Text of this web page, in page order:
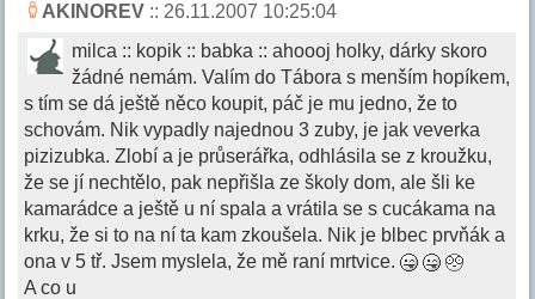
AKINOREV :: 26.11.2007 10:25:04
milca :: kopik :: babka :: ahoooj holky, dárky skoro
žádné nemám. Valím do Tábora s menším hopíkem,
s tím se dá ještě něco koupit, páč je mu jedno, že to
schovám. Nik vypadly najednou 3 zuby, je jak veverka
pizizubka. Zlobí a je průserářka, odhlásila se z kroužku,
že se jí nechtělo, pak nepřišla ze školy dom, ale šli ke
kamarádce a ještě u ní spala a vrátila se s cucákama na
krku, že si to na ní ta kam zkoušela. Nik je blbec prvňák a
ona v 5 tř. Jsem myslela, že mě raní mrtvice.
A co u